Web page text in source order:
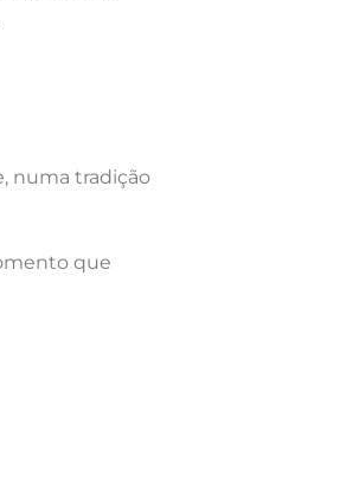
numa tradição
que